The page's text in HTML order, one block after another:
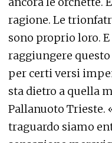
ragione. Le
sono proprio loro.
raggiungere
per certi versi
sta dietro a quella
Pallanuoto Trieste.
traguardo siamo